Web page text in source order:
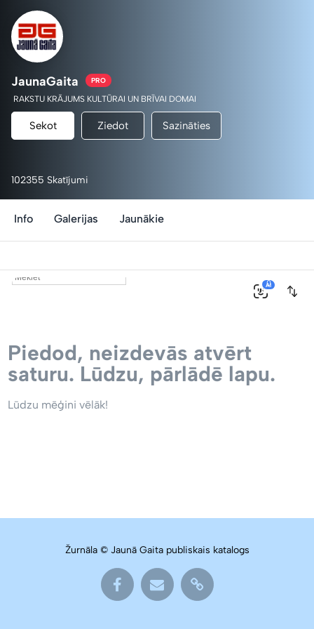
JaunaGaita PRO
RAKSTU KRĀJUMS KULTŪRAI UN BRĪVAI DOMAI
Sekot Ziedot Sazināties
102355 Skatījumi
Info Galerijas Jaunākie
0
AI
Piedod, neizdevās atvērt
saturu. Lūdzu, pārlādē lapu.
Lūdzu mēģini vēlāk!
Žurnāla © Jaunā Gaita publiskais katalogs